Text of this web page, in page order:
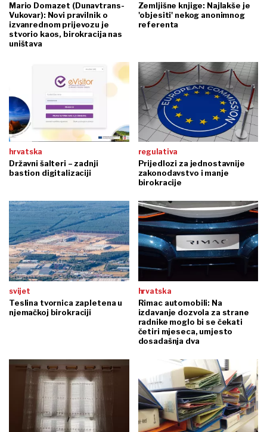
dunavtrans-vukovara:
Mario Domazet (Dunavtrans-
Vukovar): Novi pravilnik o
izvanrednom prijevozu je
stvorio kaos, birokracija nas
uništava
Zemljišne knjige: Najlakše je
'objesiti' nekog anonimnog
referenta
hrvatska
Državni šalteri – zadnji
bastion digitalizaciji
regulativa
Prijedlozi za jednostavnije
zakonodavstvo i manje
birokracije
svijet
Teslina tvornica zapletena u
njemačkoj birokraciji
hrvatska
Rimac automobili: Na
izdavanje dozvola za strane
radnike moglo bi se čekati
četiri mjeseca, umjesto
dosadašnja dva